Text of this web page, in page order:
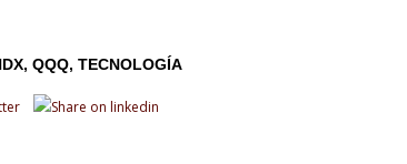
QQQ TECNOLOGÍA